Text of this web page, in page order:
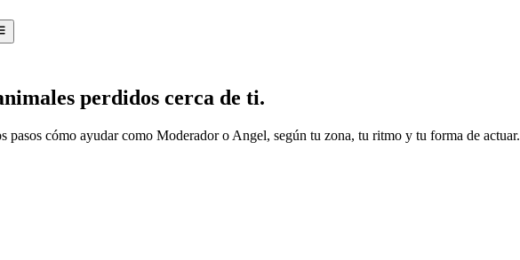
perdidos cerca de ti.
pasos cómo ayudar como Moderador o Angel, según tu zona, tu ritmo y tu forma de actuar.